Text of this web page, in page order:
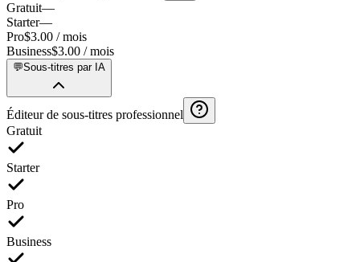
Gratuit—
Starter—
Pro$3.00 / mois
Business$3.00 / mois
💬Sous-titres par IA
Éditeur de sous-titres professionnel
Gratuit
Starter
Pro
Business